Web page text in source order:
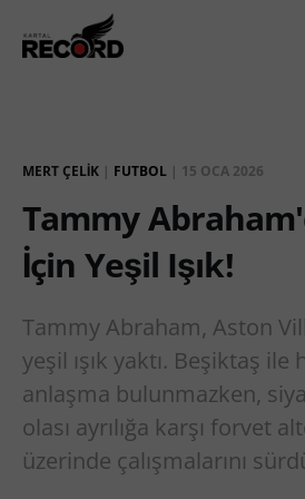
MERT ÇELIK | FUTBOL | 15 OCA 2026
Tammy
İçin Yeşil Işık!
Tammy Abraham, Aston
yeşil ışık yaktı. Beşiktaş
anlaşma bulunmazken,
olası ayrılığa karşı forvet
üzerinde çalışmalarını